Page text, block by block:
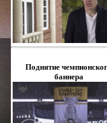
Поднятие
баннера